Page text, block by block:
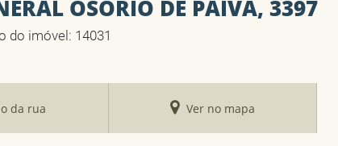
OSÓRIO DE PAIVA, 3397
do imóvel: 14031
da rua Ver no mapa